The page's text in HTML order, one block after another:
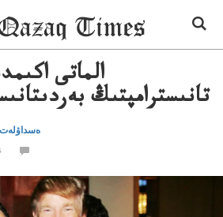
الماتى
تانىسترامپتىڭ
ەسداۋلەت